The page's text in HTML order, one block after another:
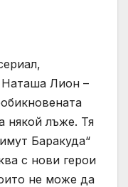
Наташа Лион –
някой лъже. Тя
Баракуда“
с нови герои
не може да